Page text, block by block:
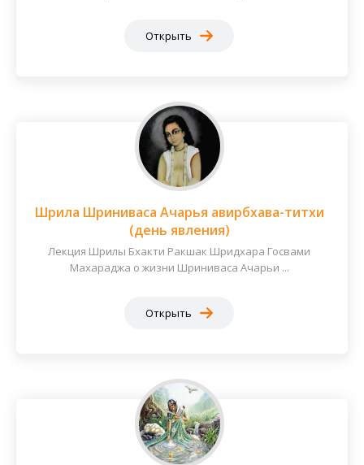
Открыть
Шрила Шриниваса Ачарья авирбхава-титхи
(день явления)
Лекция Шрилы Бхакти Ракшак Шридхара Госвами
Махараджа о жизни Шриниваса Ачарьи ...
Открыть